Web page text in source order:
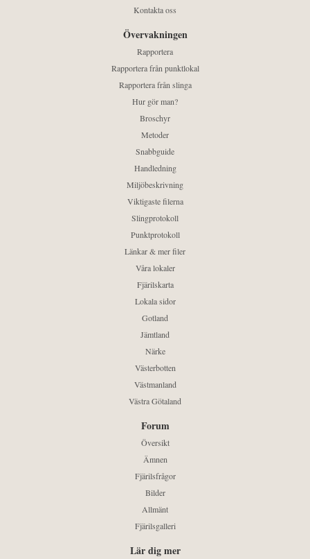
Kontakta oss
Övervakningen
Rapportera
Rapportera från punktlokal
Rapportera från slinga
Hur gör man?
Broschyr
Metoder
Snabbguide
Handledning
Miljöbeskrivning
Viktigaste filerna
Slingprotokoll
Punktprotokoll
Länkar & mer filer
Våra lokaler
Fjärilskarta
Lokala sidor
Gotland
Jämtland
Närke
Västerbotten
Västmanland
Västra Götaland
Forum
Översikt
Ämnen
Fjärilsfrågor
Bilder
Allmänt
Fjärilsgalleri
Lär dig mer